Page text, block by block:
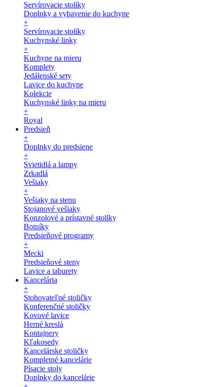
Servírovacie stolíky
Doplnky a vybavenie do kuchyne
+
Servírovacie stolíky
Kuchynské linky
+
Kuchyne na mieru
Komplety
Jedálenské sety
Lavice do kuchyne
Kolekcie
Kuchynské linky na mieru
+
Royal
Predsieň
+
Doplnky do predsiene
+
Svietidlá a lampy
Zrkadlá
Vešiaky
+
Vešiaky na stenu
Stojanové vešiaky
Konzolové a prístavné stolíky
Botníky
Predsieňové programy
+
Mecki
Predsieňové steny
Lavice a taburety
Kancelária
+
Stohovateľné stoličky
Konferenčné stoličky
Kovové lavice
Herné kreslá
Kontajnery
Kľakosedy
Kancelárske stoličky
Kompletné kancelárie
Písacie stoly
Doplnky do kancelárie